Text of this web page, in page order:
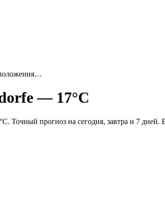
— 17°C
Точный прогноз на сегодня, завтра и 7 дней.